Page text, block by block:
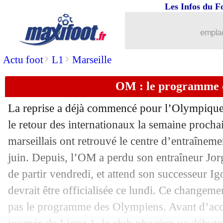
Actu foot> L1 > Marseille
Les Infos du
OM : le programme
La reprise a déjà commencé pour
le retour des internationaux la semaine
marseillais ont retrouvé le centre
juin. Depuis, l’OM a perdu son entraîneur
de partir vendredi, et attend son successeur
devrait être officialisée ce lundi. Ce
pas le programme des Olympiens. Avant
CAN: l'édition 2023 décalée en
03/07 PSG: Icardi a recalé Wolverhampton
03/07 Rennes: le programme de l'été
03/07 Monaco: le programme de l'été
03/07 Barça : Rennes proche d'un accord
03/07 PSG: l'étonnante rumeur Rabiot
03/07 Rennes: Maurice avance sur une